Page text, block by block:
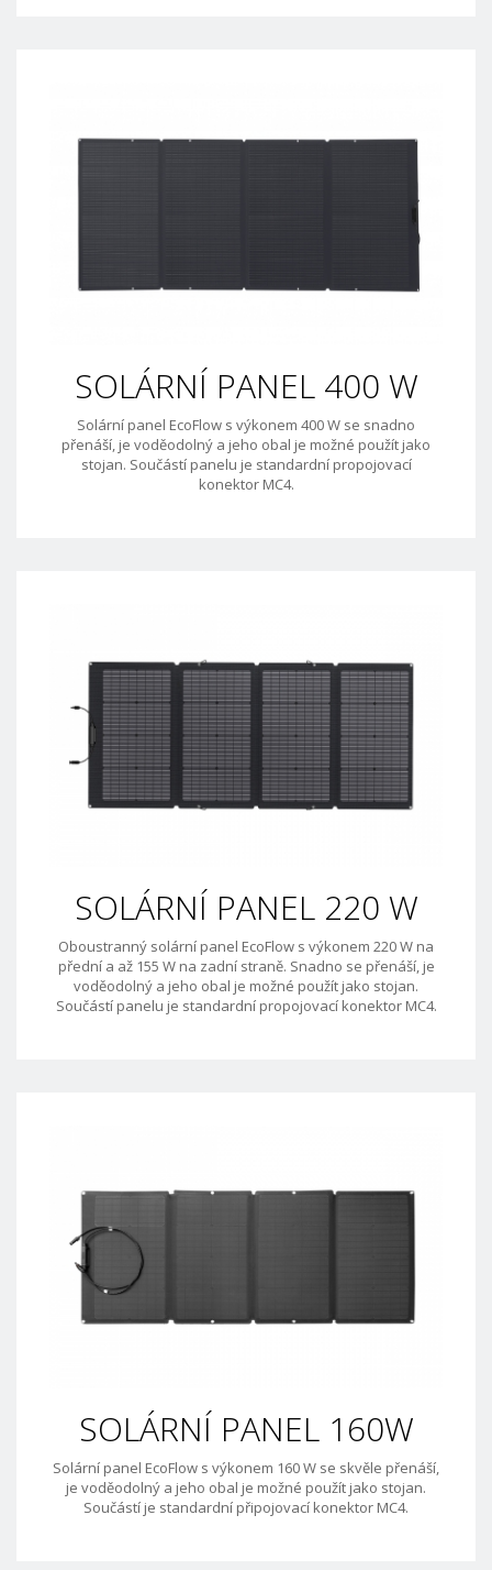
SOLÁRNÍ PANEL 400 W
Solární panel EcoFlow s výkonem 400 W se snadno
přenáší, je voděodolný a jeho obal je možné použít jako
stojan. Součástí panelu je standardní propojovací
konektor MC4.
SOLÁRNÍ PANEL 220 W
Oboustranný solární panel EcoFlow s výkonem 220 W na
přední a až 155 W na zadní straně. Snadno se přenáší, je
voděodolný a jeho obal je možné použít jako stojan.
Součástí panelu je standardní propojovací konektor MC4.
SOLÁRNÍ PANEL 160W
Solární panel EcoFlow s výkonem 160 W se skvěle přenáší,
je voděodolný a jeho obal je možné použít jako stojan.
Součástí je standardní připojovací konektor MC4.